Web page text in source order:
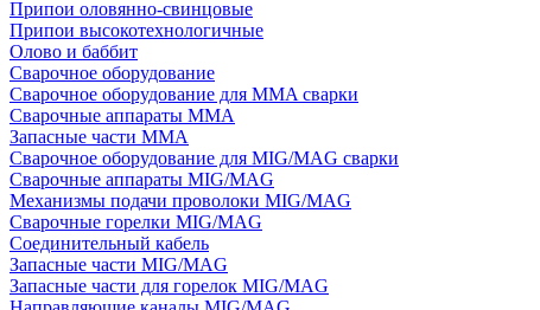
Припои оловянно-свинцовые
Припои высокотехнологичные
Олово и баббит
Сварочное оборудование
Сварочное оборудование для MMA сварки
Сварочные аппараты MMA
Запасные части MMA
Сварочное оборудование для MIG/MAG сварки
Сварочные аппараты MIG/MAG
Механизмы подачи проволоки MIG/MAG
Сварочные горелки MIG/MAG
Соединительный кабель
Запасные части MIG/MAG
Запасные части для горелок MIG/MAG